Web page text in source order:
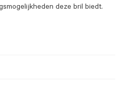
deze bril biedt.